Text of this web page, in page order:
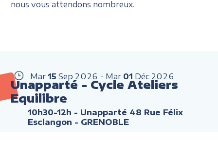
nous vous attendons nombreux.
Mar 15 Sep 2026 Mar 01 Déc 2026
Unapparté - Cycle Ateliers
Equilibre
10h30-12h - Unapparté 48 Rue Félix
Esclangon - GRENOBLE